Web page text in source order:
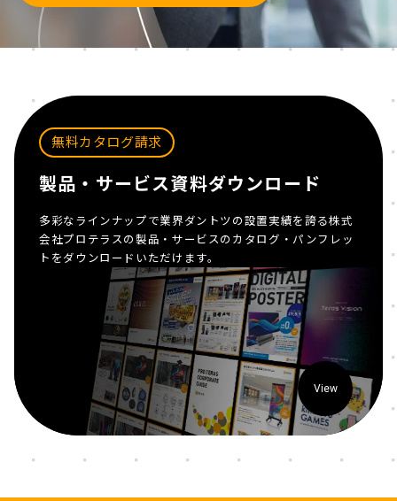
無料カタログ請求
製品・サービス資料ダウンロード
多彩なラインナップで業界ダントツの設置実績を誇る株式
会社プロテラスの製品・サービスのカタログ・パンフレッ
トをダウンロードいただけます。
View